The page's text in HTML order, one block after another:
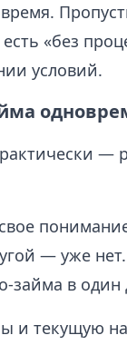
«без
условий.
—
— уже нет.
займа в один
и текущую